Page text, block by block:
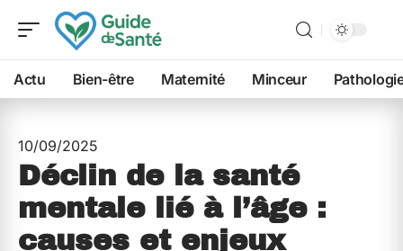
Actu Bien-être Maternité Minceur
10/09/2025
Déclin de la santé
mentale lié à l’âge :
causes et enjeux